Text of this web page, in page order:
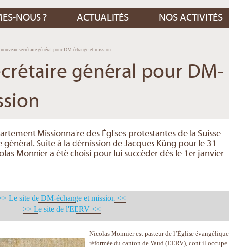
NOUS ? ACTUALITÉS NOS ACTIVITÉS
secrétaire général pour DM-échange et mission
général pour DM-
Missionnaire des Églises protestantes de la Suisse
Suite à la démission de Jacques Küng pour le 31
Monnier a été choisi pour lui succéder dès le 1er janvier
Le site de DM-échange et mission <<
>> Le site de l'EERV <<
Nicolas Monnier est pasteur de l’Église évangélique
réformée du canton de Vaud (EERV), dont il occupe